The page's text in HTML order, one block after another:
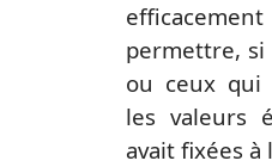
permettre, si
ou ceux
les valeurs
avait fixées à